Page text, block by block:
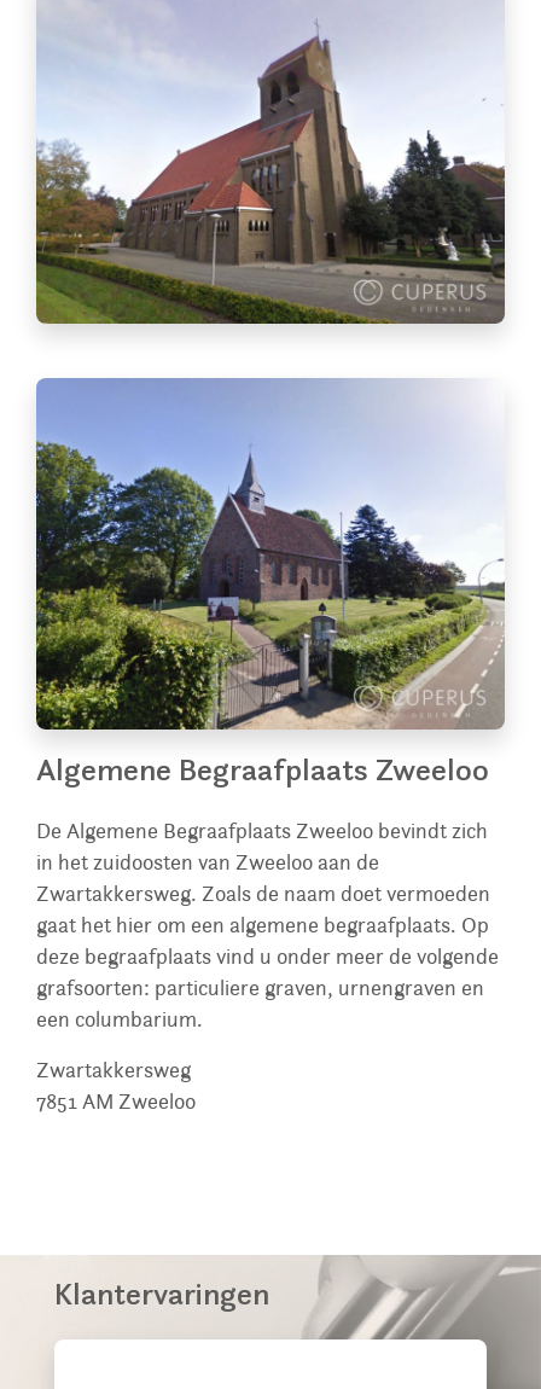
Algemene Begraafplaats Zweeloo
De Algemene Begraafplaats Zweeloo bevindt zich
in het zuidoosten van Zweeloo aan de
Zwartakkersweg. Zoals de naam doet vermoeden
gaat het hier om een algemene begraafplaats. Op
deze begraafplaats vind u onder meer de volgende
grafsoorten: particuliere graven, urnengraven en
een columbarium.
Zwartakkersweg
7851 AM Zweeloo
Klantervaringen